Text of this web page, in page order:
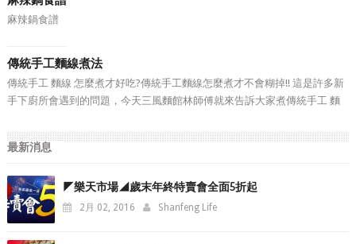
麻辣鍋食譜
傳統手工麵線煮法
傳統手工 麵線 怎麼煮才好吃?傳統手工麵線怎麼煮才不會糊掉!! 這是許多新
手下廚所會遇到的問題，今天三風麵館林師傅就來告訴大家煮傳統手工 麵
最新消息
◤樂天市場◢歲末年終特賣會全面5折起
2月 02, 2016 Shanfeng Life